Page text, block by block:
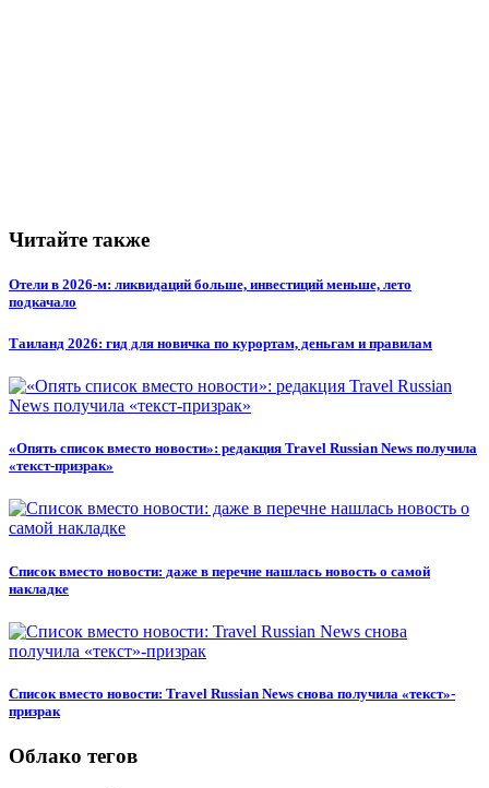
Читайте также
Отели в 2026-м: ликвидаций больше, инвестиций меньше, лето
подкачало
Таиланд 2026: гид для новичка по курортам, деньгам и правилам
«Опять список вместо новости»: редакция Travel Russian News получила
«текст-призрак»
Список вместо новости: даже в перечне нашлась новость о самой
накладке
Список вместо новости: Travel Russian News снова получила «текст»-
призрак
Облако тегов